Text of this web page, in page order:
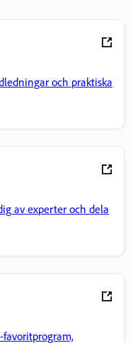
och praktiska
av experter och dela